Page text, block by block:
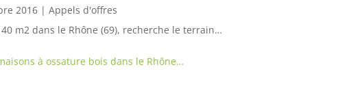
2016 |Appels d'offres
m2 dans le Rhône (69), recherche le terrain…
à ossature bois dans le Rhône…